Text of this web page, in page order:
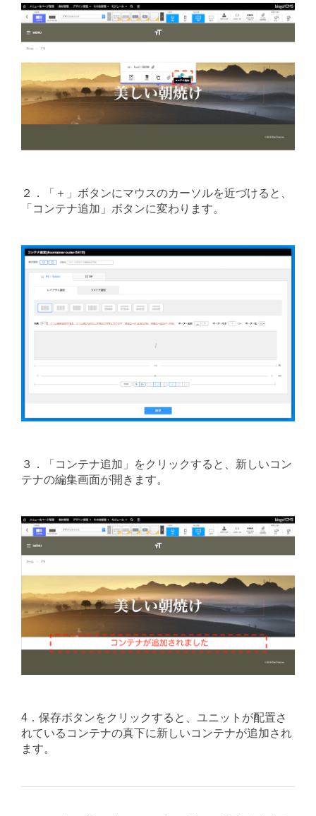
２．「＋」ボタンにマウスのカーソルを近づけると、
「コンテナ追加」ボタンに変わります。
３．「コンテナ追加」をクリックすると、新しいコン
テナの編集画面が開きます。
4．保存ボタンをクリックすると、ユニットが配置さ
れているコンテナの真下に新しいコンテナが追加され
ます。